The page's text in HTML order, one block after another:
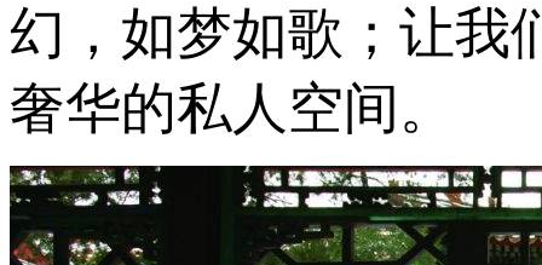
幻，如梦如歌；让我
奢华的私人空间。